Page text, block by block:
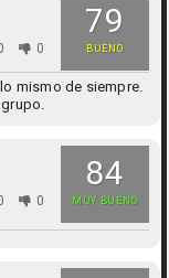
79
BUENO
0
mismo de siempre.
84
MUY BUENO
0